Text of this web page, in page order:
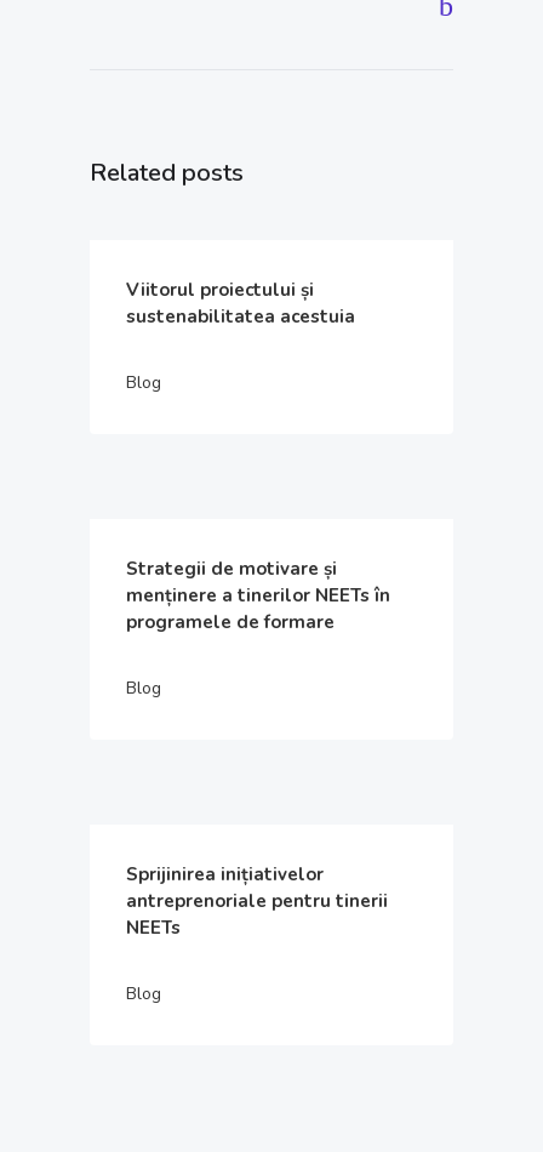
Related posts
Viitorul proiectului și
sustenabilitatea acestuia
Blog
Strategii de motivare și
menținere a tinerilor NEETs în
programele de formare
Blog
Sprijinirea inițiativelor
antreprenoriale pentru tinerii
NEETs
Blog